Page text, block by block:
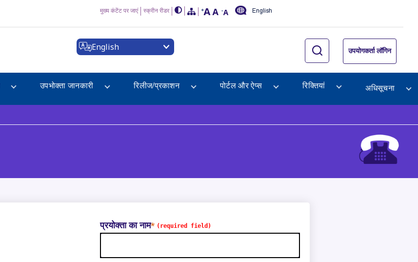
मुख्य कंटेंट पर जाएं स्क्रीन रीडर English
English उपयोगकर्ता लॉगिन
उपभोक्ता जानकारी रिलीज/प्रकाशन पोर्टल और ऐप्स रिक्तियां अधिसूचना
प्रयोक्ता का नाम